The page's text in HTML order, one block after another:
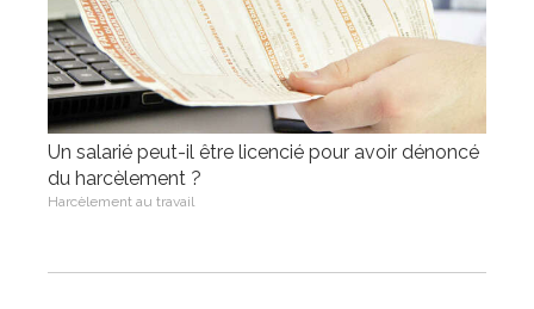
Un salarié peut-il être licencié pour avoir dénoncé
du harcèlement ?
Harcèlement au travail